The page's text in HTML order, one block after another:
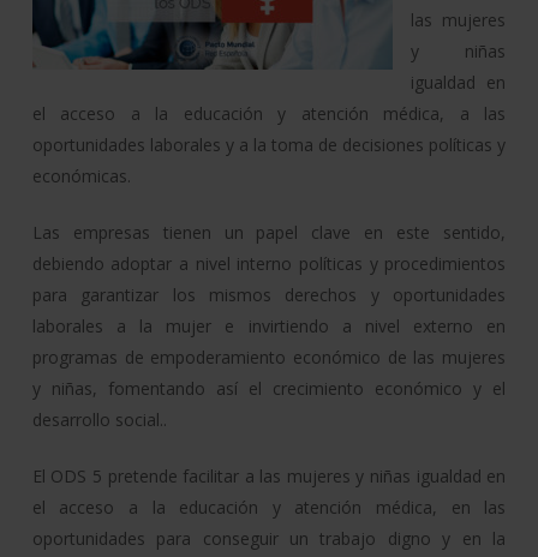
las mujeres
y niñas
igualdad en
el acceso a la educación y atención médica, a las
oportunidades laborales y a la toma de decisiones políticas y
económicas.
Las empresas tienen un papel clave en este sentido,
debiendo adoptar a nivel interno políticas y procedimientos
para garantizar los mismos derechos y oportunidades
laborales a la mujer e invirtiendo a nivel externo en
programas de empoderamiento económico de las mujeres
y niñas, fomentando así el crecimiento económico y el
desarrollo social..
El ODS 5 pretende facilitar a las mujeres y niñas igualdad en
el acceso a la educación y atención médica, en las
oportunidades para conseguir un trabajo digno y en la